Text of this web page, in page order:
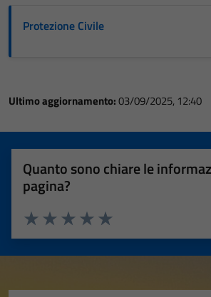
Protezione Civile
Ultimo aggiornamento:03/09/2025, 12:40
Quanto sono chiare le
pagina?
Valuta 5 stelle su 5
Valuta 4 stelle su 5
Valuta 3 stelle su 5
Valuta 2 stelle su 5
Valuta 1 stelle su 5